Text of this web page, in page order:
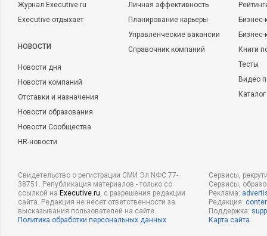
Журнал Executive.ru
Executive отдыхает
НОВОСТИ
Новости дня
Новости компаний
Отставки и назначения
Новости образования
Новости Сообщества
HR-новости
Личная эффективность
Планирование карьеры
Управленческие вакансии
Справочник компаний
Бизнес-
Книги
Тесты
Видео
Свидетельство о регистрации СМИ Эл NФС 77-
38751. Републикация материалов - только со
ссылкой на Executive.ru, с разрешения редакции
сайта. Редакция не несет ответственности за
высказывания пользователей на сайте.
Политика обработки персональных данных
Сервисы,
Сервисы,
Реклама:
Редакция:
Поддержка:
Карта сайта